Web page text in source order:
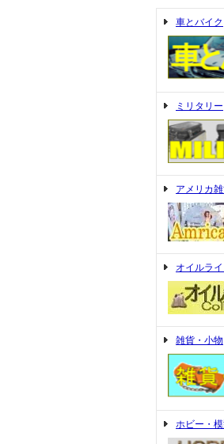
車とバイク
ミリタリー
アメリカ
オイルラ
雑貨・小物
ホビー・